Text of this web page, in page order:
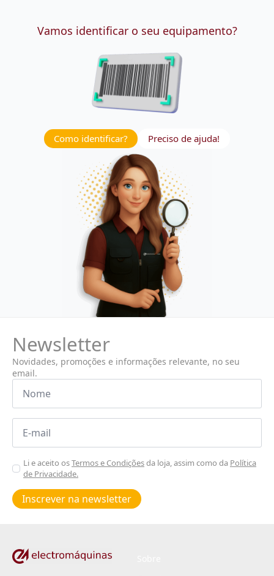
Vamos identificar o seu equipamento?
Como identificar? Preciso de ajuda!
Newsletter
Novidades, promoções e informações relevante, no seu
email.
Nome
Email
Aceitar
Poiticas
de
privacidade
Li e aceito osTermos e Condiçõesda loja, assim como da Política
de Privacidade.
Inscrever na newsletter